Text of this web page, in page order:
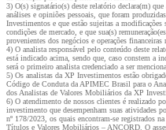
3) O(s) signatário(s) deste relatório declara(m)
análises e opiniões pessoais, que foram
Investimentos e que estão sujeitas a modificações
condições de mercado, e que sua(s)
provenientes dos negócios e operações
4) O analista responsável pelo conteúdo deste
está indicado acima, sendo que, caso constem a
será o primeiro analista credenciado a ser
5) Os analistas da XP Investimentos estão
Código de Conduta da APIMEC Brasil para o
dos Analistas de Valores Mobiliários da XP
6) O atendimento de nossos clientes é realizado
investimento que desempenham suas atividades
nº 178/2023, os quais encontram-se registrados
Títulos e Valores Mobiliários – ANCORD. O